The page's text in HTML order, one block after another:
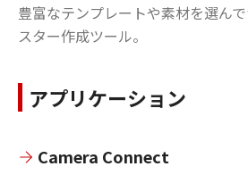
豊富なテンプレートや素材を選ん
スター作成ツール。
アプリケーション
Camera Connect